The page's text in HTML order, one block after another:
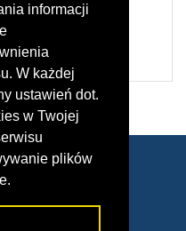
informacji
W każdej
ustawień dot.
w Twojej
plików
w Damasławku